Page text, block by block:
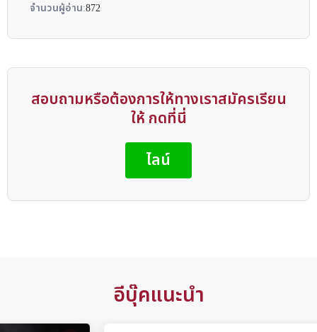
จำนวนผู้อ่าน:872
สอบถามหรือต้องการให้ทางเราสมัครเรียน
ให้ กดที่นี่
ไลน์
อีบุ๊คแนะนำ